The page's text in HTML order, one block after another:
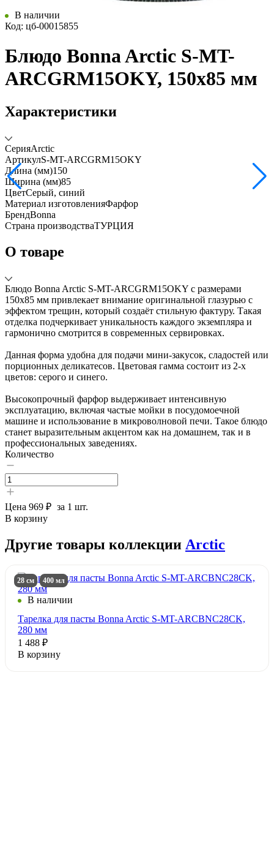
В наличии
Код: цб-00015855
Блюдо Bonna Arctic S-MT-
ARCGRM15OKY, 150x85 мм
Характеристики
СерияArctic
АртикулS-MT-ARCGRM15OKY
Длина (мм)150
Ширина (мм)85
ЦветСерый, синий
Материал изготовленияФарфор
БрендBonna
Страна производстваТУРЦИЯ
О товаре
Блюдо Bonna Arctic S-MT-ARCGRM15OKY с размерами
150x85 мм привлекает внимание оригинальной глазурью с
эффектом трещин, который создаёт стильную фактуру. Такая
отделка подчеркивает уникальность каждого экземпляра и
гармонично смотрится в современных сервировках.
Данная форма удобна для подачи мини-закусок, сладостей или
порционных деликатесов. Цветовая гамма состоит из 2-х
цветов: серого и синего.
Высокопрочный фарфор выдерживает интенсивную
эксплуатацию, включая частые мойки в посудомоечной
машине и использование в микроволновой печи. Такое блюдо
станет выразительным акцентом как на домашнем, так и в
профессиональных заведениях.
Количество
Цена 969 ₽ за 1 шт.
В корзину
Другие товары коллекции Arctic
28 см 400 мл
В наличии
Тарелка для пасты Bonna Arctic S-MT-ARCBNC28CK,
280 мм
1 488 ₽
В корзину